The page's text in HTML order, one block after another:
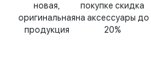
новая,
оригинальная
продукция
покупке скидка
на аксессуары до
20%